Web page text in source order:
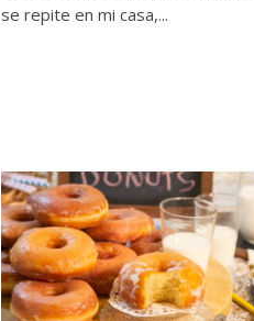
se repite en mi casa,...